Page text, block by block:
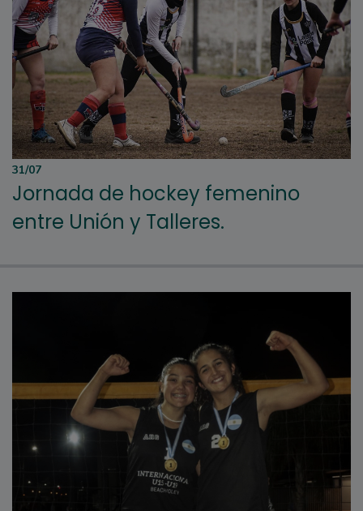
31/07
Jornada de hockey femenino
entre Unión y Talleres.